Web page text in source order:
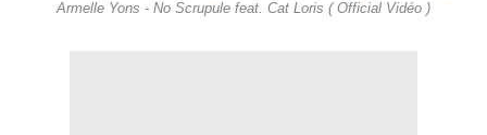
Armelle Yons - No Scrupule feat. Cat Loris ( Official Vidéo )